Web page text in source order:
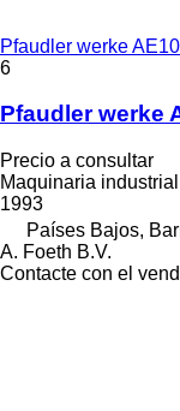
Pfaudler werke
6
Pfaudler werke
Precio a consultar
Maquinaria
1993
Países Bajos,
A. Foeth B.V.
Contacte con el